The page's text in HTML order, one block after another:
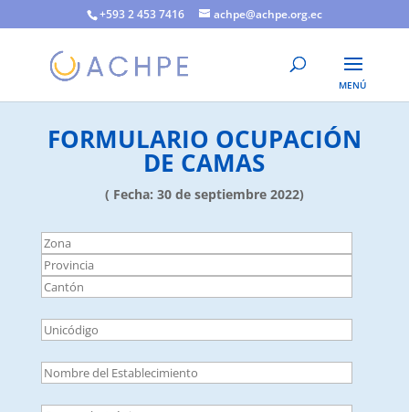
+593 2 453 7416 achpe@achpe.org.ec
FORMULARIO OCUPACIÓN
DE CAMAS
( Fecha: 30 de septiembre 2022)